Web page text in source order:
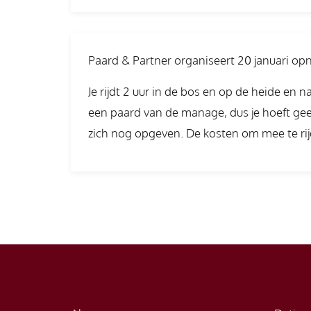
Paard & Partner organiseert 20 januari
Je rijdt 2 uur in de bos en op de heide en
een paard van de manage, dus je hoeft
zich nog opgeven. De kosten om mee te